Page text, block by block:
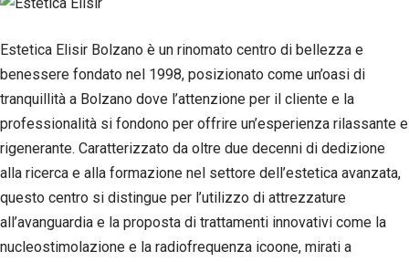
Estetica Elisir Bolzano è un rinomato centro di bellezza e
benessere fondato nel 1998, posizionato come un’oasi di
tranquillità a Bolzano dove l’attenzione per il cliente e la
professionalità si fondono per offrire un’esperienza rilassante e
rigenerante. Caratterizzato da oltre due decenni di dedizione
alla ricerca e alla formazione nel settore dell’estetica avanzata,
questo centro si distingue per l’utilizzo di attrezzature
all’avanguardia e la proposta di trattamenti innovativi come la
nucleostimolazione e la radiofrequenza icoone, mirati a